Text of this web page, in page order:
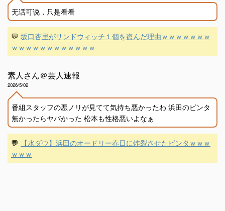
无话可说，只是看看
💬 坂口杏里がサンドウィッチ１個を盗んだ理由ｗｗｗｗｗｗｗ
ｗｗｗｗｗｗｗｗｗｗｗｗ
素人さん＠芸人速報
2026/5/02
番組スタッフの悪ノリが見てて気持ち悪かったわ 浜田のビンタ
無かったらヤバかった 松本も性格悪いよなぁ
💬
【水ダウ】浜田のオードリー春日に炸裂させたビンタｗｗｗ
ｗｗｗ